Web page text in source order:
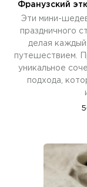
Франузский
Эти мини-
праздничного
делая
путешествием.
уникальное
подхода,